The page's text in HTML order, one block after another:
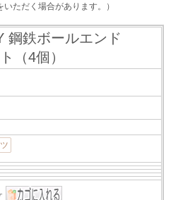
いただく場合があります。）
鋼鉄ボールエンド
（4個）